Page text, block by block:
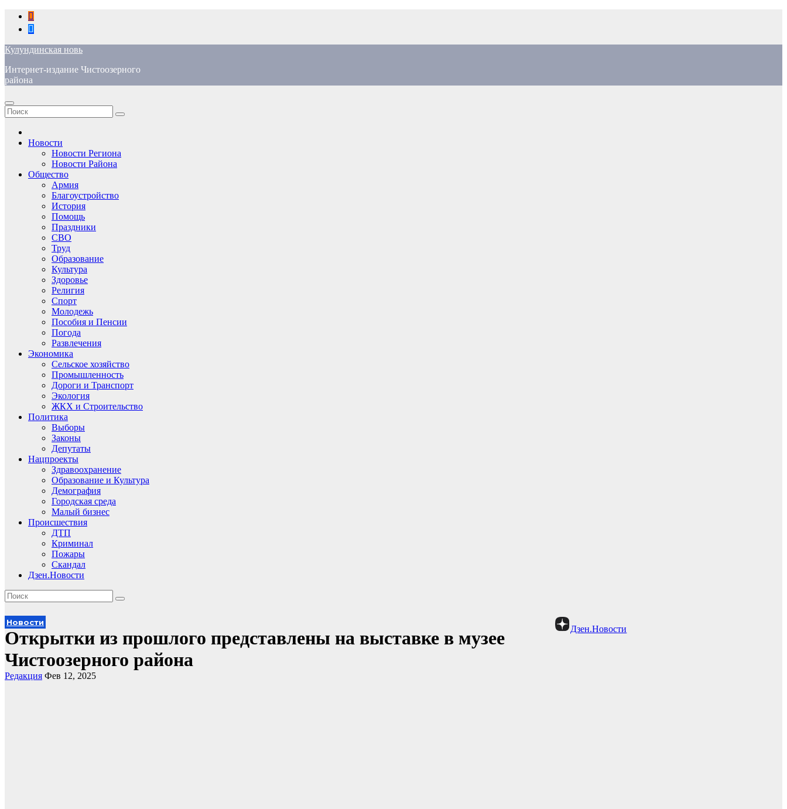
Перейти
содержимому
Кулундинская новь
Интернет-издание Чистоозерного
района
Новости
Новости Региона
Новости Района
Общество
Армия
Благоустройство
История
Помощь
Праздники
СВО
Труд
Образование
Культура
Здоровье
Религия
Спорт
Молодежь
Пособия и Пенсии
Погода
Развлечения
Экономика
Сельское хозяйство
Промышленность
Дороги и Транспорт
Экология
ЖКХ и Строительство
Политика
Выборы
Законы
Депутаты
Нацпроекты
Здравоохранение
Образование и Культура
Демография
Городская среда
Малый бизнес
Происшествия
ДТП
Криминал
Пожары
Скандал
Дзен.Новости
Дзен.Новости
Новости
Открытки из прошлого представлены на выставке в музее
Чистоозерного района
Редакция Фев 12, 2025